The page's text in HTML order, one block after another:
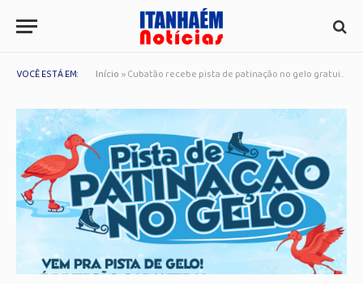
VOCÊ ESTÁ EM: Início »Cubatão recebe pista de patinação no gelo gratuita no Parque Anilinas por 30 dias